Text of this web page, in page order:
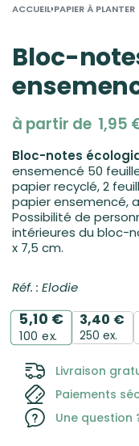
ACCUEIL›PAPIER À PLANTER
Bloc-
à partir de 1,95
Bloc-notes
ensemencé 50
papier recyclé, 2
papier ensemencé,
Possibilité de
intérieures du bloc-
x 7,5 cm.
Réf. : Elodie
5,10 €
100 ex.
3,40 €
250 ex.
Livraison
Paiements
Une question